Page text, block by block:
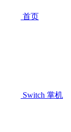
首页
Switch 掌机